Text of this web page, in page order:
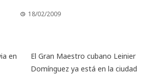
18/02/2009
El Gran Maestro cubano Leinier
Domínguez ya está en la ciudad